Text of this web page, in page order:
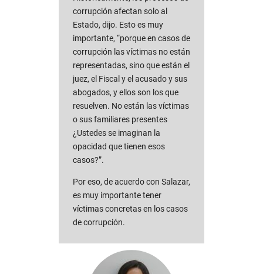
corrupción afectan solo al
Estado, dijo. Esto es muy
importante, “porque en casos de
corrupción las víctimas no están
representadas, sino que están el
juez, el Fiscal y el acusado y sus
abogados, y ellos son los que
resuelven. No están las víctimas
o sus familiares presentes
¿Ustedes se imaginan la
opacidad que tienen esos
casos?”.
Por eso, de acuerdo con Salazar,
es muy importante tener
víctimas concretas en los casos
de corrupción.